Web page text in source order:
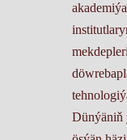
Dünýäniň